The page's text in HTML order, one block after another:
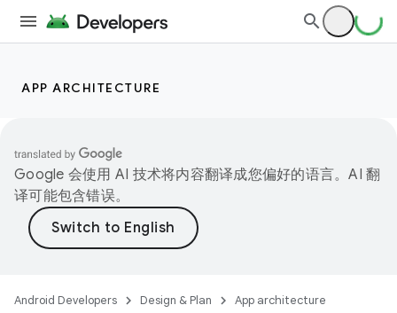
APP ARCHITECTURE
Google 会使用 AI 技术将内容翻译成您偏好的语言。AI 翻
译可能包含错误。
Android Developers Design & Plan App architecture